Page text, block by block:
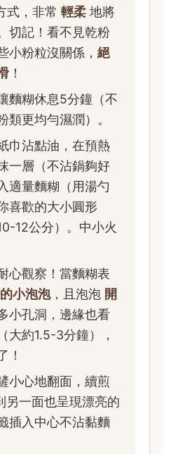
式，非常 輕柔 地將
切記！看不見乾粉
小粉粒沒關係， 絕
！
麵糊休息5分鐘（不
類更均勻濕潤）。
巾沾點油，在預熱
一層（不沾鍋夠好
適量麵糊（用湯勺
喜歡的大小圓形
12公分）。中小火
心觀察！當麵糊表
小泡泡，且泡泡 開
小孔洞，邊緣也看
大約1.5-3分鐘），
！
小心地翻面，續煎
另一面也呈現漂亮的
插入中心不沾黏麵